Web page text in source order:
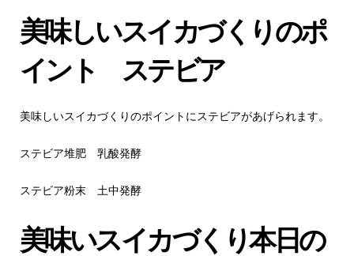
美味しいスイカづくりのポ
イント ステビア
美味しいスイカづくりのポイントにステビアがあげられます。
ステビア堆肥 乳酸発酵
ステビア粉末 土中発酵
美味いスイカづくり本日の